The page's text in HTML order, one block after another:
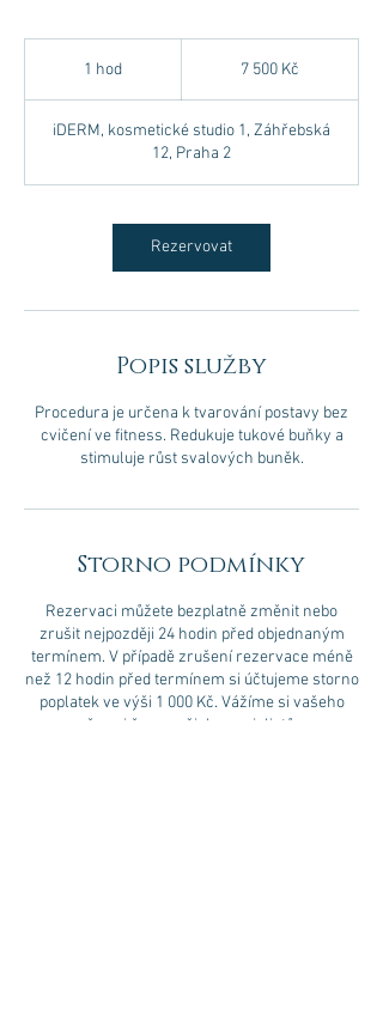
1 hod 7 500 Kč
iDERM, kosmetické studio 1, Záhřebská
12, Praha 2
Rezervovat
Popis služby
Procedura je určena k tvarování postavy bez
cvičení ve fitness. Redukuje tukové buňky a
stimuluje růst svalových buněk.
Storno podmínky
Rezervaci můžete bezplatně změnit nebo
zrušit nejpozději 24 hodin před objednaným
termínem. V případě zrušení rezervace méně
než 12 hodin před termínem si účtujeme storno
poplatek ve výši 1 000 Kč. Vážíme si vašeho
času i času našich specialistů.